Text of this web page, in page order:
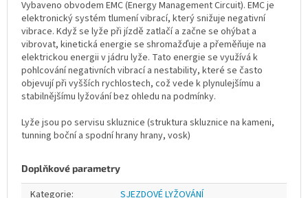
Vybaveno obvodem EMC (Energy Management Circuit). EMC je
elektronický systém tlumení vibrací, který snižuje negativní
vibrace. Když se lyže při jízdě zatlačí a začne se ohýbat a
vibrovat, kinetická energie se shromažďuje a přeměňuje na
elektrickou energii v jádru lyže. Tato energie se využívá k
pohlcování negativních vibrací a nestability, které se často
objevují při vyšších rychlostech, což vede k plynulejšímu a
stabilnějšímu lyžování bez ohledu na podmínky.
Lyže jsou po servisu skluznice (struktura skluznice na kameni,
tunning boční a spodní hrany hrany, vosk)
Doplňkové parametry
Kategorie:
SJEZDOVÉ LYŽOVÁNÍ